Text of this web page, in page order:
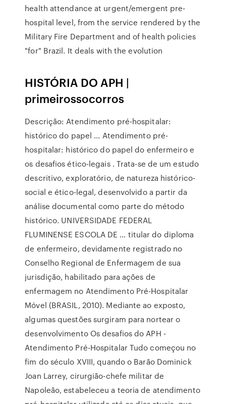
health attendance at urgent/emergent pre-
hospital level, from the service rendered by the
Military Fire Department and of health policies
"for" Brazil. It deals with the evolution
HISTÓRIA DO APH |
primeirossocorros
Descrição: Atendimento pré-hospitalar:
histórico do papel ... Atendimento pré-
hospitalar: histórico do papel do enfermeiro e
os desafios ético-legais . Trata-se de um estudo
descritivo, exploratório, de natureza histórico-
social e ético-legal, desenvolvido a partir da
análise documental como parte do método
histórico. UNIVERSIDADE FEDERAL
FLUMINENSE ESCOLA DE … titular do diploma
de enfermeiro, devidamente registrado no
Conselho Regional de Enfermagem de sua
jurisdição, habilitado para ações de
enfermagem no Atendimento Pré-Hospitalar
Móvel (BRASIL, 2010). Mediante ao exposto,
algumas questões surgiram para nortear o
desenvolvimento Os desafios do APH -
Atendimento Pré-Hospitalar Tudo começou no
fim do século XVIII, quando o Barão Dominick
Joan Larrey, cirurgião-chefe militar de
Napoleão, estabeleceu a teoria de atendimento